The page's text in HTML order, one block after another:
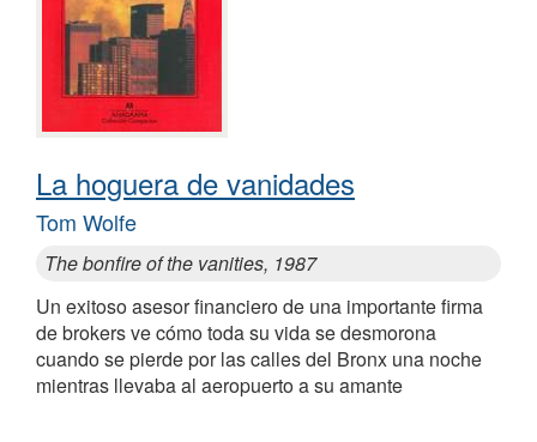
La hoguera de vanidades
Tom Wolfe
The bonfire of the vanities, 1987
Un exitoso asesor financiero de una importante firma
de brokers ve cómo toda su vida se desmorona
cuando se pierde por las calles del Bronx una noche
mientras llevaba al aeropuerto a su amante